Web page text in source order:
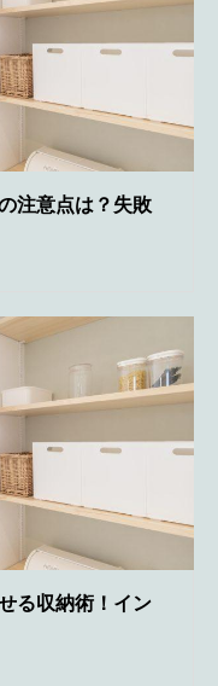
注意点は？失敗
る収納術！イン